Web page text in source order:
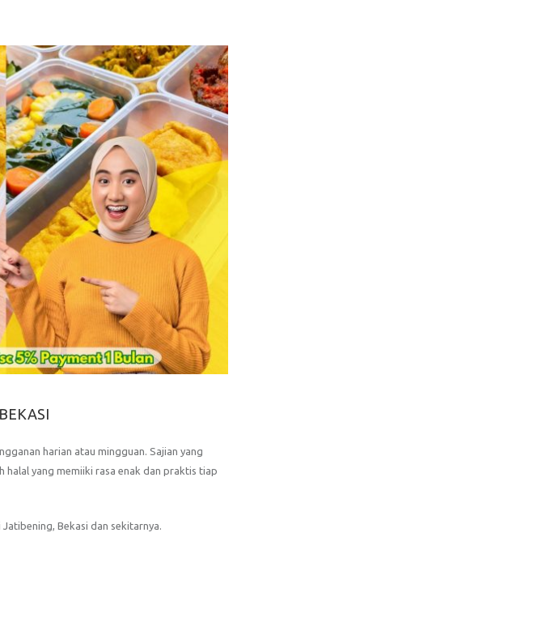
harian atau mingguan. Sajian yang
halal yang memiiki rasa enak dan praktis tiap
Bekasi dan sekitarnya.